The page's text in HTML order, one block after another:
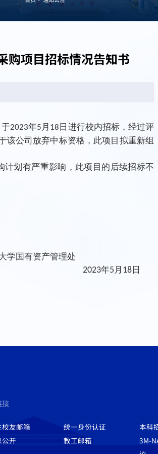
购项目招标情况告知书
2023年5 月 18 日进行校内招标，经过评
该公司放弃中标资格，此项目拟重新组
划有严重影响，此项目的后续招标不
有资产管理处
年5 月 18 日
接
校友邮箱 统一身份认证
本科
开
教工邮箱
3M-